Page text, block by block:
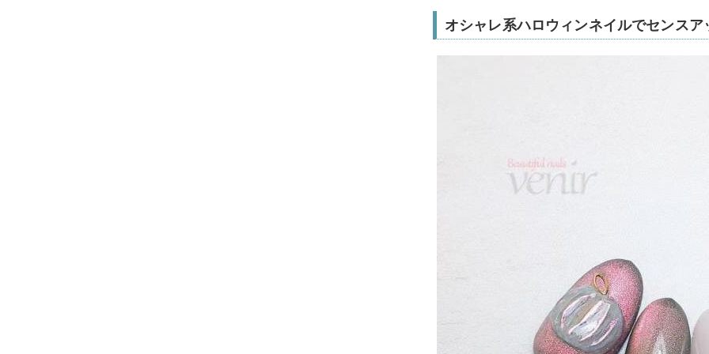
オシャレ系ハロウィンネイルでセンスア